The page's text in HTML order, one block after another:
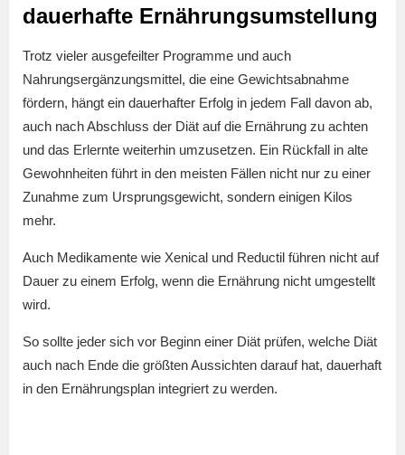
dauerhafte Ernährungsumstellung
Trotz vieler ausgefeilter Programme und auch
Nahrungsergänzungsmittel, die eine Gewichtsabnahme
fördern, hängt ein dauerhafter Erfolg in jedem Fall davon ab,
auch nach Abschluss der Diät auf die Ernährung zu achten
und das Erlernte weiterhin umzusetzen. Ein Rückfall in alte
Gewohnheiten führt in den meisten Fällen nicht nur zu einer
Zunahme zum Ursprungsgewicht, sondern einigen Kilos
mehr.
Auch Medikamente wie Xenical und Reductil führen nicht auf
Dauer zu einem Erfolg, wenn die Ernährung nicht umgestellt
wird.
So sollte jeder sich vor Beginn einer Diät prüfen, welche Diät
auch nach Ende die größten Aussichten darauf hat, dauerhaft
in den Ernährungsplan integriert zu werden.